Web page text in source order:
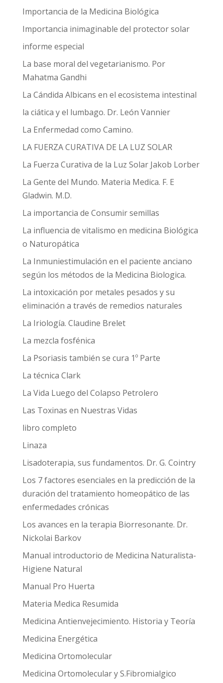
Importancia de la Medicina Biológica
Importancia inimaginable del protector solar
informe especial
La base moral del vegetarianismo. Por
Mahatma Gandhi
La Cándida Albicans en el ecosistema intestinal
la ciática y el lumbago. Dr. León Vannier
La Enfermedad como Camino.
LA FUERZA CURATIVA DE LA LUZ SOLAR
La Fuerza Curativa de la Luz Solar Jakob Lorber
La Gente del Mundo. Materia Medica. F. E
Gladwin. M.D.
La importancia de Consumir semillas
La influencia de vitalismo en medicina Biológica
o Naturopática
La Inmuniestimulación en el paciente anciano
según los métodos de la Medicina Biologica.
La intoxicación por metales pesados y su
eliminación a través de remedios naturales
La Iriología. Claudine Brelet
La mezcla fosfénica
La Psoriasis también se cura 1º Parte
La técnica Clark
La Vida Luego del Colapso Petrolero
Las Toxinas en Nuestras Vidas
libro completo
Linaza
Lisadoterapia, sus fundamentos. Dr. G. Cointry
Los 7 factores esenciales en la predicción de la
duración del tratamiento homeopático de las
enfermedades crónicas
Los avances en la terapia Biorresonante. Dr.
Nickolai Barkov
Manual introductorio de Medicina Naturalista-
Higiene Natural
Manual Pro Huerta
Materia Medica Resumida
Medicina Antienvejecimiento. Historia y Teoría
Medicina Energética
Medicina Ortomolecular
Medicina Ortomolecular y S.Fibromialgico